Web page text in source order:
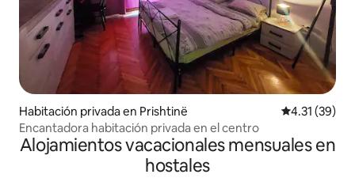
Habitación privada en Prishtinë Calificación
4.31 (39)
Encantadora habitación privada en el centro
Alojamientos vacacionales mensuales en
hostales